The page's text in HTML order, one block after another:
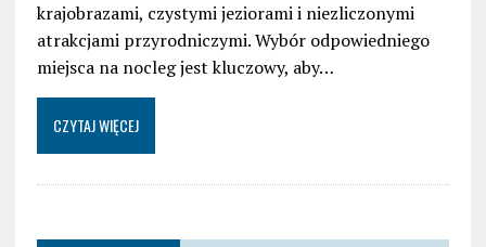
krajobrazami, czystymi jeziorami i niezliczonymi
atrakcjami przyrodniczymi. Wybór odpowiedniego
miejsca na nocleg jest kluczowy, aby…
CZYTAJ WIĘCEJ